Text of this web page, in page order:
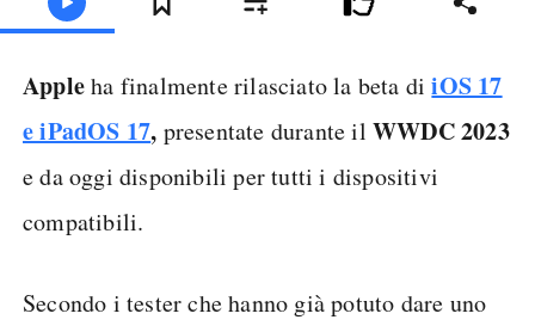
Appleha finalmente rilasciato la beta diiOS 17
e iPadOS 17, presentate durante ilWWDC 2023
e da oggi disponibili per tutti i dispositivi
compatibili.
Secondo i tester che hanno già potuto dare uno